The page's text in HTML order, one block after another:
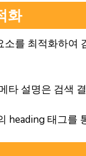
화
를 최적화하
타 설명은 검색
heading 태그를